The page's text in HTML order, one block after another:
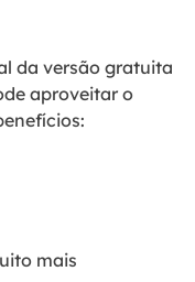
da versão gratuita
aproveitar o
mais